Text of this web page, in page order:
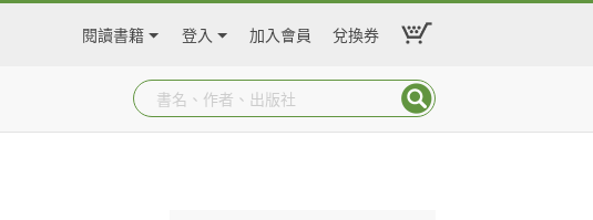
閱讀書籍 登入 加入會員 兌換券